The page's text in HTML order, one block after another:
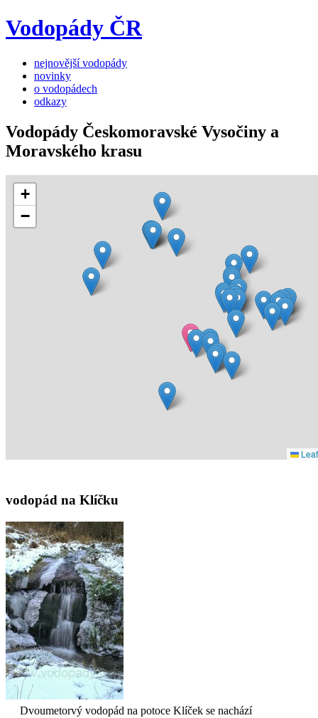
Vodopády ČR
nejnovější vodopády
novinky
o vodopádech
odkazy
Vodopády Českomoravské Vysočiny a
Moravského krasu
+
−
vodopád na Klíčku
Dvoumetorvý vodopád na potoce Klíček se nachází